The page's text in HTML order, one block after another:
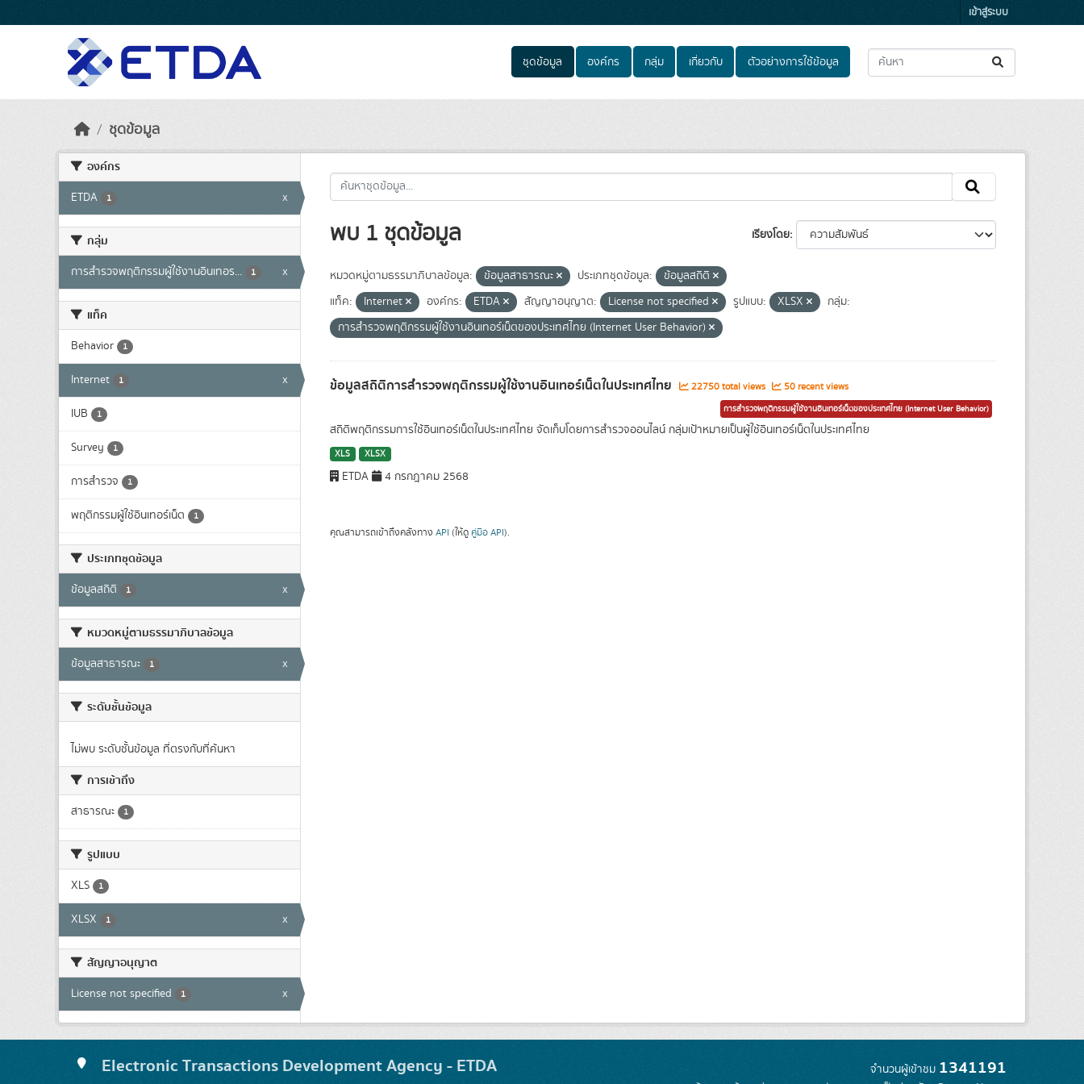
เข้าสู่ระบบ
ชุดข้อมูล องค์กร กลุ่ม เกี่ยวกับ ตัวอย่างการใช้ข้อมูล
ชุดข้อมูล
องค์กร
ETDA 1 x
กลุ่ม
การสำรวจพฤติกรรมผู้ใช้งานอินเทอร... 1 x
แท็ค
Behavior 1
Internet 1 x
IUB 1
Survey 1
การสำรวจ 1
พฤติกรรมผู้ใช้อินเทอร์เน็ต 1
ประเภทชุดข้อมูล
ข้อมูลสถิติ 1 x
หมวดหมู่ตามธรรมาภิบาลข้อมูล
ข้อมูลสาธารณะ 1 x
ระดับชั้นข้อมูล
ไม่พบ ระดับชั้นข้อมูล ที่ตรงกับที่ค้นหา
การเข้าถึง
สาธารณะ 1
รูปแบบ
XLS 1
XLSX 1 x
สัญญาอนุญาต
License not specified 1 x
เรียงโดย
พบ 1 ชุดข้อมูล
หมวดหมู่ตามธรรมาภิบาลข้อมูล: ข้อมูลสาธารณะ ประเภทชุดข้อมูล:
ข้อมูลสถิติ
แท็ค:
Internet องค์กร: ETDA สัญญาอนุญาต: License not specified รูปแบบ: XLSX
กลุ่ม:
การสำรวจพฤติกรรมผู้ใช้งานอินเทอร์เน็ตของประเทศไทย (Internet User Behavior)
ข้อมูลสถิติการสำรวจพฤติกรรมผู้ใช้งานอินเทอร์เน็ตในประเทศไทย 22750 total views 50 recent views
การสำรวจพฤติกรรมผู้ใช้งานอินเทอร์เน็ตของประเทศไทย (Internet User Behavior)
สถิติพฤติกรรมการใช้อินเทอร์เน็ตในประเทศไทย จัดเก็บโดยการสำรวจออนไลน์ กลุ่มเป้าหมายเป็นผู้ใช้อินเทอร์เน็ตในประเทศไทย
XLS XLSX
ETDA 4 กรกฎาคม 2568
คุณสามารถเข้าถึงคลังทาง API (ให้ดู คู่มือ API).
Electronic Transactions Development Agency - ETDA จำนวนผู้เข้าชม 1341191